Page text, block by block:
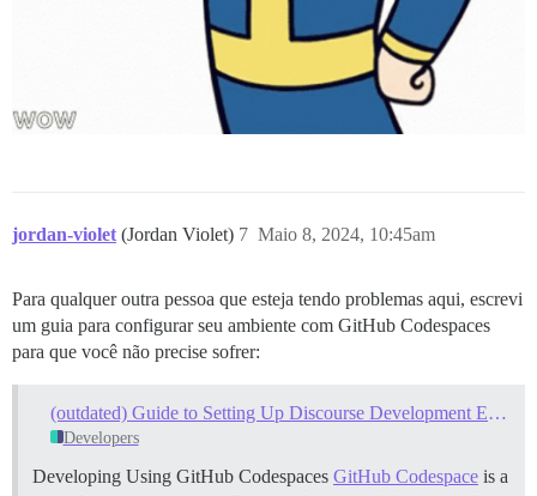
jordan-violet (Jordan Violet) Maio 8, 2024, 10:45am
7
Para qualquer outra pessoa que esteja tendo problemas aqui, escrevi
um guia para configurar seu ambiente com GitHub Codespaces
para que você não precise sofrer:
(outdated) Guide to Setting Up Discourse Development Environment - GitHub Codespace
Developers
Developing Using GitHub Codespaces GitHub Codespace is a